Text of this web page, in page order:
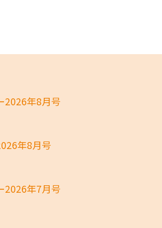
2026年8月号
年8月号
2026年7月号